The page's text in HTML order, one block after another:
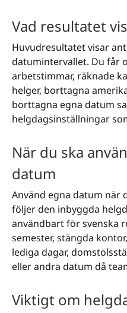
Vad resultatet
Huvudresultatet visar
datumintervallet. Du får
arbetstimmar, räknade
helger, borttagna
borttagna egna datum
helgdagsinställningar
När du ska
datum
Använd egna datum när
följer den inbyggda
användbart för svenska
semester, stängda
lediga dagar,
eller andra datum då
Viktigt om